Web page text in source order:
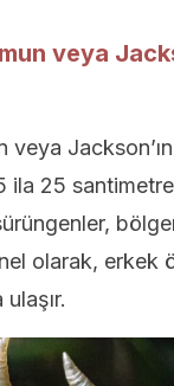
veya
ila 25
olarak, erkek